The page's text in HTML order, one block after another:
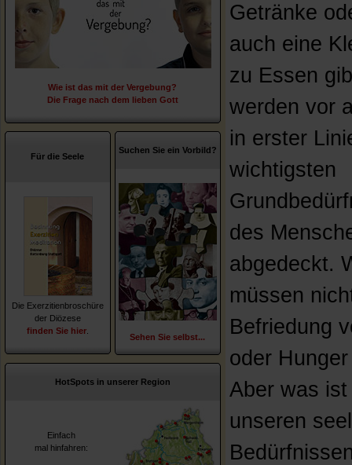
Wie ist das mit der Vergebung?
Die Frage nach dem lieben Gott
Für die Seele
Die Exerzitienbroschüre
der Diözese
finden Sie hier
Suchen Sie ein Vorbild?
Sehen Sie selbst...
HotSpots in unserer Region
Einfach
mal hinfahren:
Getränke
auch eine
zu Essen
werden vor
in erster
wichtigsten
des
abgedeckt.
müssen
Befriedung
oder
Aber was ist
unseren